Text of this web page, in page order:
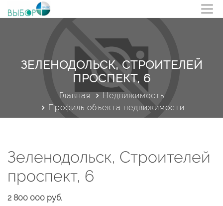
ЗЕЛЕНОДОЛЬСК, СТРОИТЕЛЕЙ
ПРОСПЕКТ, 6
Главная
Недвижимость
Профиль объекта недвижимости
Зеленодольск, Строителей
проспект, 6
2 800 000 руб.